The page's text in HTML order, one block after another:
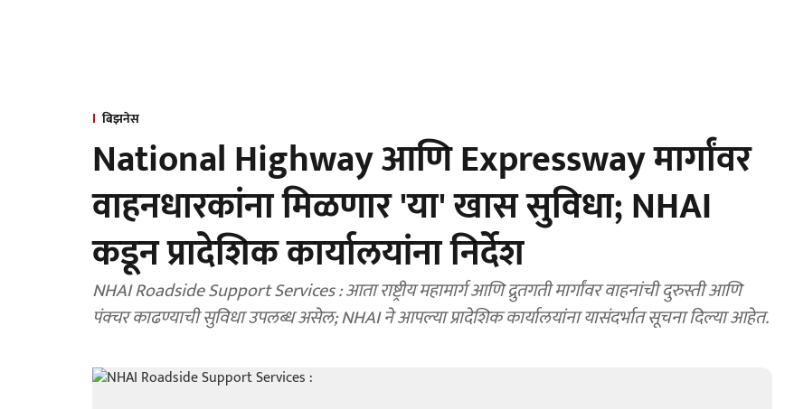
बिझनेस
National Highway आणि Expressway मार्गांवर
वाहनधारकांना मिळणार 'या' खास सुविधा; NHAI
कडून प्रादेशिक कार्यालयांना निर्देश
NHAI Roadside Support Services : आता राष्ट्रीय महामार्ग आणि द्रुतगती मार्गांवर वाहनांची दुरुस्ती आणि
पंक्चर काढण्याची सुविधा उपलब्ध असेल; NHAI ने आपल्या प्रादेशिक कार्यालयांना यासंदर्भात सूचना दिल्या आहेत.